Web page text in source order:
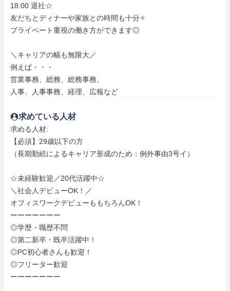
18:00 退社☆
友だちとディナーや家族との時間も十分✧
プライベート重視の働き方ができます◎
＼キャリアの幅も無限大／
例えば・・・
営業事務、総務、総務事務、
人事、人事事務、経理、広報など
求めている人材
求める人材:
【必須】29歳以下の方
（長期勤続によるキャリア形成のため：例外事由3号イ）
☆未経験歓迎／20代活躍中☆
＼社会人デビューOK！／
オフィスワークデビューももちろんOK！
ーーーーーーー
◎学歴・職歴不問
◎第二新卒・既卒活躍中！
◎PC初心者さんも歓迎！
◎フリーター歓迎
ーーーーーーー